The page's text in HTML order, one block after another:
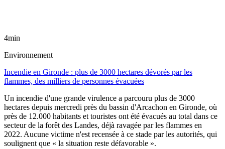
4min
Environnement
Incendie en Gironde : plus de 3000 hectares dévorés par les
flammes, des milliers de personnes évacuées
Un incendie d'une grande virulence a parcouru plus de 3000
hectares depuis mercredi près du bassin d'Arcachon en Gironde, où
près de 12.000 habitants et touristes ont été évacués au total dans ce
secteur de la forêt des Landes, déjà ravagée par les flammes en
2022. Aucune victime n'est recensée à ce stade par les autorités, qui
soulignent que « la situation reste défavorable ».